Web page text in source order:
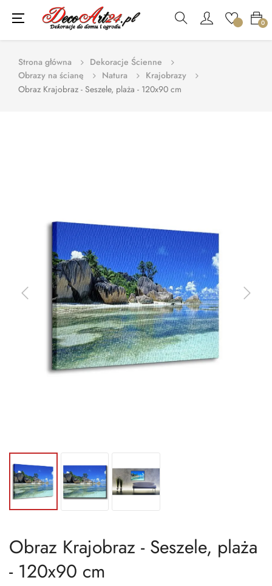
0
Toggle
navigation
☰
Strona główna
Dekoracje Ścienne
Obrazy na ścianę
Natura
Krajobrazy
Obraz Krajobraz - Seszele, plaża - 120x90 cm
Obraz Krajobraz - Seszele, plaża
- 120x90 cm